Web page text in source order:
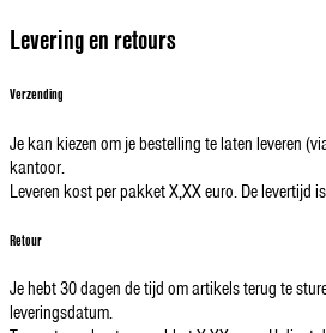
Levering en retours
Verzending
Je kan kiezen om je bestelling te laten leveren
kantoor.
Leveren kost per pakket X,XX euro. De levertijd
Retour
Je hebt 30 dagen de tijd om artikels terug te
leveringsdatum.